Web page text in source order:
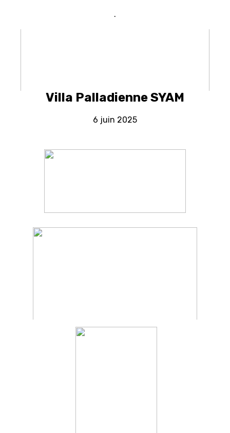
.
Villa Palladienne SYAM
6 juin 2025